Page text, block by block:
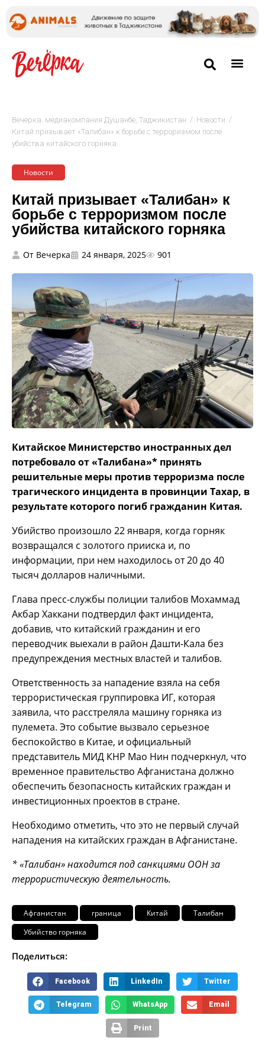
Вечёрка: медиакомпания Душанбе, Таджикистан / Новости /
Китай призывает «Талибан» к борьбе с терроризмом после
убийства китайского горняка
Новости
Китай призывает «Талибан» к
борьбе с терроризмом после
убийства китайского горняка
От Вечерка 24 января, 2025 901
Китайское Министерство иностранных дел
потребовало от «Талибана»* принять
решительные меры против терроризма после
трагического инцидента в провинции Тахар, в
результате которого погиб гражданин Китая.
Убийство произошло 22 января, когда горняк
возвращался с золотого прииска и, по
информации, при нем находилось от 20 до 40
тысяч долларов наличными.
Глава пресс-службы полиции талибов Мохаммад
Акбар Хаккани подтвердил факт инцидента,
добавив, что китайский гражданин и его
переводчик выехали в район Дашти-Кала без
предупреждения местных властей и талибов.
Ответственность за нападение взяла на себя
террористическая группировка ИГ, которая
заявила, что расстреляла машину горняка из
пулемета. Это событие вызвало серьезное
беспокойство в Китае, и официальный
представитель МИД КНР Мао Нин подчеркнул, что
временное правительство Афганистана должно
обеспечить безопасность китайских граждан и
инвестиционных проектов в стране.
Необходимо отметить, что это не первый случай
нападения на китайских граждан в Афганистане.
* «Талибан» находится под санкциями ООН за
террористическую деятельность.
Афганистан граница Китай
Талибан
Убийство горняка
Поделиться:
Facebook LinkedIn Twitter
Telegram WhatsApp Email
Print